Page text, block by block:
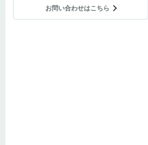
お問い合わせはこちら